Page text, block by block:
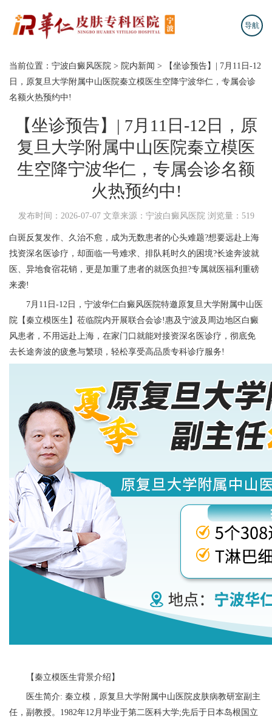
导航
当前位置： 宁波白癜风医院 > 院内新闻 >
【坐诊预告】| 7月11日-12
日，原复旦大学附属中山医院秦立模医生空降宁波华仁，专属会诊
名额火热预约中!
【坐诊预告】| 7月11日-12日，原
复旦大学附属中山医院秦立模医
生空降宁波华仁，专属会诊名额
火热预约中!
发布时间：2026-07-07 文章来源：宁波白癜风医院 浏览量：519
白斑反复发作、久治不愈，成为无数患者的心头难题?想要远赴上海
找资深名医诊疗，却面临一号难求、排队耗时久的困境?长途奔波就
医、异地食宿花销，更是加重了患者的就医负担?专属就医福利重磅
来袭!
7月11日-12日， 宁波华仁白癜风医院特邀原复旦大学附属中山医
院【秦立模医生】莅临院内开展联合会诊!惠及宁波及周边地区白癜
风患者，不用远赴上海，在家门口就能对接资深名医诊疗，彻底免
去长途奔波的疲惫与繁琐，轻松享受高品质专科诊疗服务!
【秦立模医生背景介绍】
医生简介: 秦立模，原复旦大学附属中山医院皮肤病教研室副主
任，副教授。1982年12月毕业于第二医科大学;先后于日本岛根国立